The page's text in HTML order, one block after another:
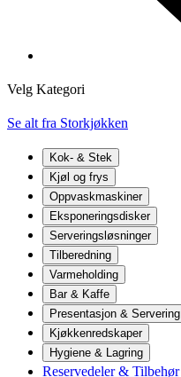
Velg Kategori
Se alt fra Storkjøkken
Kok- & Stek
Kjøl og frys
Oppvaskmaskiner
Eksponeringsdisker
Serveringsløsninger
Tilberedning
Varmeholding
Bar & Kaffe
Presentasjon & Servering
Kjøkkenredskaper
Hygiene & Lagring
Reservedeler & Tilbehør